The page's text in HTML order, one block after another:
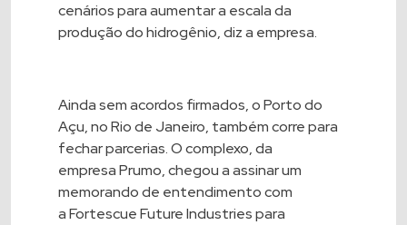
cenários para aumentar a escala da
produção do hidrogênio, diz a empresa.
Ainda sem acordos firmados, o Porto do
Açu, no Rio de Janeiro, também corre para
fechar parcerias. O complexo, da
empresaPrumo, chegou a assinar um
memorando de entendimento com
a Fortescue Future Industries para